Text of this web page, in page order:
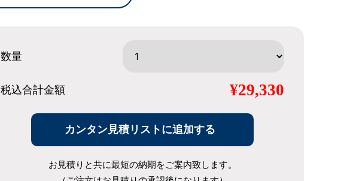
数量
税込合計金額 ¥29,330
カンタン見積リストに追加する
お見積りと共に最短の納期をご案内致します。